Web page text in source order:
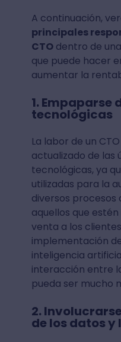
A continuación,
principales
CTOdentro de
que puede hacer
aumentar la
1. Empaparse
tecnológicas
La labor de un
actualizado de las
tecnológicas, ya
utilizadas para la
diversos procesos
aquellos que
venta a los
implementación
inteligencia
interacción entre
pueda ser mucho
2.
de los datos